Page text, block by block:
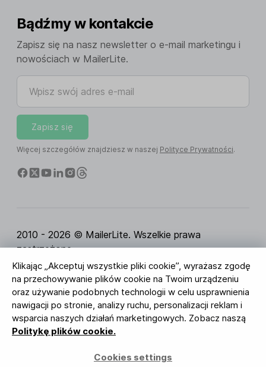
Klikając „Akceptuj wszystkie pliki cookie”, wyrażasz zgodę
na przechowywanie plików cookie na Twoim urządzeniu
oraz używanie podobnych technologii w celu usprawnienia
nawigacji po stronie, analizy ruchu, personalizacji reklam i
wsparcia naszych działań marketingowych. Zobacz naszą
Politykę plików cookie.
Cookies settings
Bądźmy w kontakcie
Zapisz się na nasz newsletter o e-mail marketingu i
nowościach w MailerLite.
Wpisz swój adres e-mail
Zapisz się
Więcej szczegółów znajdziesz w naszej Polityce Prywatności.
2010 - 2026 © MailerLite. Wszelkie prawa
zastrzeżone.
Regulamin Serwisu Polityka Prywatności
Strona
zaufania
Ustawienia ciasteczek
Identyfikacja
wizualna
BUREAU VERITAS
ISO 27001 Certification
Zgodność z RODO